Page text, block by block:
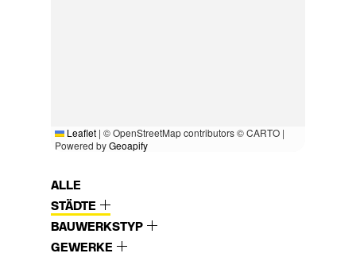
Leaflet | © OpenStreetMap contributors © CARTO |
Powered byGeoapify
ALLE
STÄDTE
BAUWERKSTYP
GEWERKE